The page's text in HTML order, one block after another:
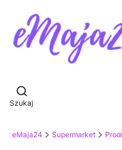
Otwórz wyszukiwarkę
Szukaj
eMaja24 Supermarket